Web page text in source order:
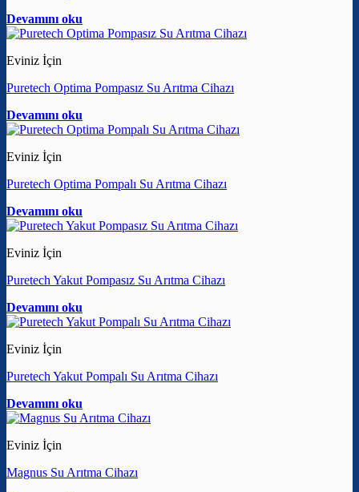
Devamını oku
Eviniz İçin
Puretech Optima Pompasız Su Arıtma Cihazı
Devamını oku
Eviniz İçin
Puretech Optima Pompalı Su Arıtma Cihazı
Devamını oku
Eviniz İçin
Puretech Yakut Pompasız Su Arıtma Cihazı
Devamını oku
Eviniz İçin
Puretech Yakut Pompalı Su Arıtma Cihazı
Devamını oku
Eviniz İçin
Magnus Su Arıtma Cihazı